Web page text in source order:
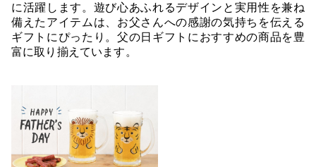
に活躍します。遊び心あふれるデザインと実用性を兼ね
備えたアイテムは、お父さんへの感謝の気持ちを伝える
ギフトにぴったり。父の日ギフトにおすすめの商品を豊
富に取り揃えています。